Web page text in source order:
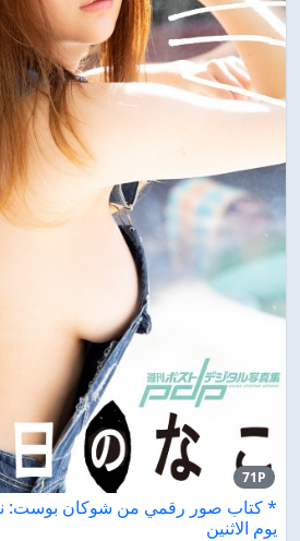
71P
* كتاب صور رقمي من شوكان بوست:
يوم الاثنين